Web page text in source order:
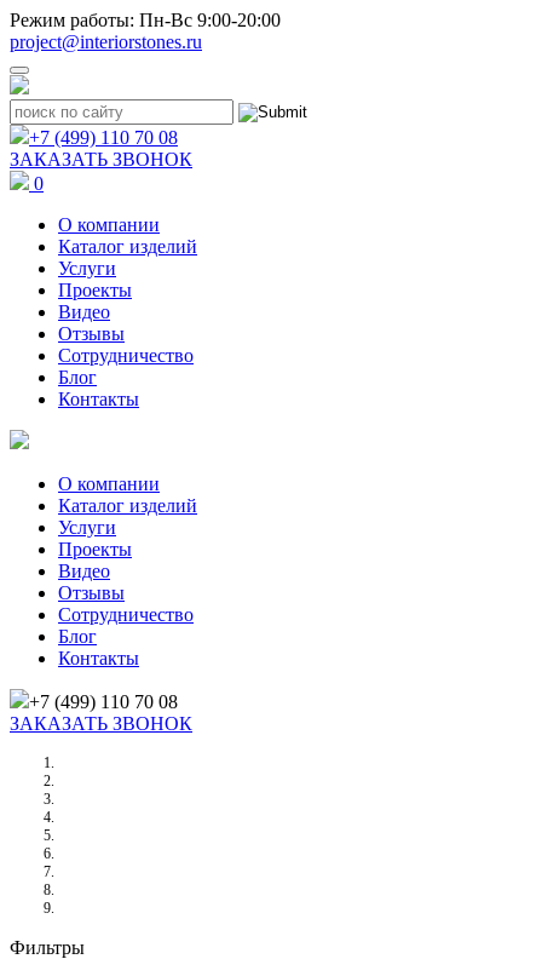
Режим работы: Пн-Вс 9:00-20:00
project@interiorstones.ru
+7 (499) 110 70 08
ЗАКАЗАТЬ ЗВОНОК
0
О компании
Каталог изделий
Услуги
Проекты
Видео
Отзывы
Сотрудничество
Блог
Контакты
О компании
Каталог изделий
Услуги
Проекты
Видео
Отзывы
Сотрудничество
Блог
Контакты
+7 (499) 110 70 08
ЗАКАЗАТЬ ЗВОНОК
Фильтры